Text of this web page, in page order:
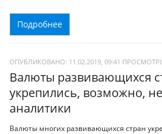
Подробнее
ОПУБЛИКОВАНО: 11.02.2019, 09:41
Валюты развивающихся
укрепились, возможно,
аналитики
Валюты многих развивающихся стран